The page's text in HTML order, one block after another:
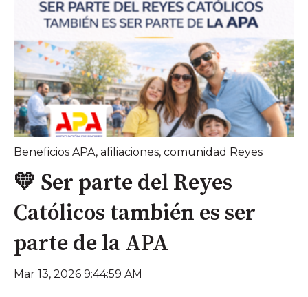
Beneficios APA, afiliaciones, comunidad Reyes
💛 Ser parte del Reyes
Católicos también es ser
parte de la APA
Mar 13, 2026 9:44:59 AM